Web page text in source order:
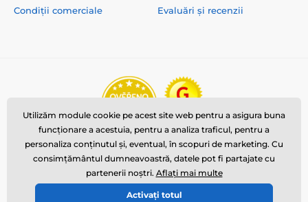
Condiții comerciale
Evaluări și recenzii
© 2026 www.reedog.ro ⦁ E-shop creat de
Utilizăm module cookie pe acest site web pentru a asigura buna
funcționare a acestuia, pentru a analiza traficul, pentru a
personaliza conținutul și, eventual, în scopuri de marketing. Cu
consimțământul dumneavoastră, datele pot fi partajate cu
partenerii noștri. Aflați mai multe
Activați totul